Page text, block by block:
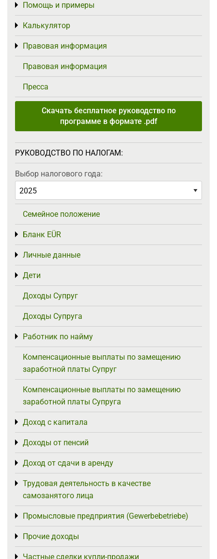
Помощь и примеры
Toggle menu
Калькулятор
Toggle menu
Правовая информация
Toggle menu
Правовая информация
Пресса
Скачать бесплатное руководство по
программе в формате .pdf
РУКОВОДСТВО ПО НАЛОГАМ:
Выбор налогового года:
Семейное положение
Бланк EÜR
Toggle menu
Личные данные
Toggle menu
Дети
Toggle menu
Доходы Супруг
Доходы Супруга
Работник по найму
Toggle menu
Компенсационные выплаты по замещению
заработной платы Супруг
Компенсационные выплаты по замещению
заработной платы Супруга
Доход с капитала
Toggle menu
Доходы от пенсий
Toggle menu
Доход от сдачи в аренду
Toggle menu
Трудовая деятельность в качестве
самозанятого лица
Toggle menu
Промысловые предприятия (Gewerbebetriebe)
Toggle menu
Прочие доходы
Toggle menu
Частные сделки купли-продажи